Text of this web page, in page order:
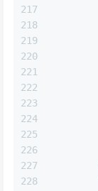
216
217
218
219
220
221
222
223
224
225
226
227